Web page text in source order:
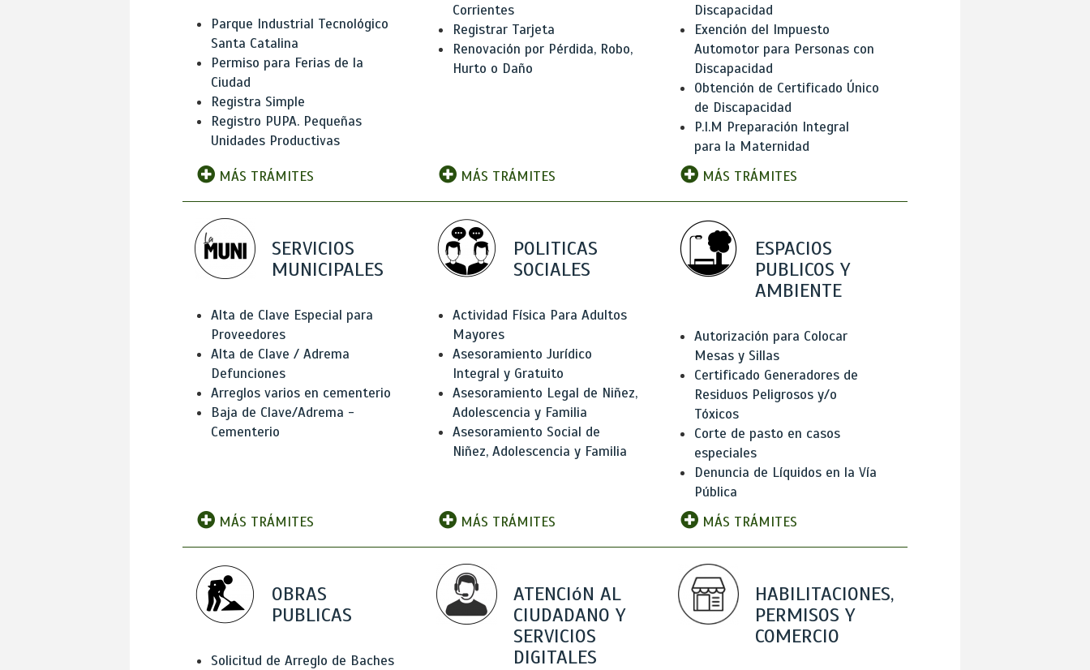
Parque Industrial Tecnológico
Santa Catalina
Permiso para Ferias de la
Ciudad
Registra Simple
Registro PUPA. Pequeñas
Unidades Productivas
MÁS TRÁMITES
Corrientes
Registrar Tarjeta
Renovación por Pérdida, Robo,
Hurto o Daño
MÁS TRÁMITES
Discapacidad
Exención del Impuesto
Automotor para Personas con
Discapacidad
Obtención de Certificado Único
de Discapacidad
P.I.M Preparación Integral
para la Maternidad
MÁS TRÁMITES
SERVICIOS
MUNICIPALES
Alta de Clave Especial para
Proveedores
Alta de Clave / Adrema
Defunciones
Arreglos varios en cementerio
Baja de Clave/Adrema -
Cementerio
MÁS TRÁMITES
POLITICAS
SOCIALES
Actividad Física Para Adultos
Mayores
Asesoramiento Jurídico
Integral y Gratuito
Asesoramiento Legal de Niñez,
Adolescencia y Familia
Asesoramiento Social de
Niñez, Adolescencia y Familia
MÁS TRÁMITES
ESPACIOS
PUBLICOS Y
AMBIENTE
Autorización para Colocar
Mesas y Sillas
Certificado Generadores de
Residuos Peligrosos y/o
Tóxicos
Corte de pasto en casos
especiales
Denuncia de Líquidos en la Vía
Pública
MÁS TRÁMITES
OBRAS
PUBLICAS
Solicitud de Arreglo de Baches
ATENCIóN AL
CIUDADANO Y
SERVICIOS
DIGITALES
HABILITACIONES,
PERMISOS Y
COMERCIO